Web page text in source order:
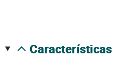
características